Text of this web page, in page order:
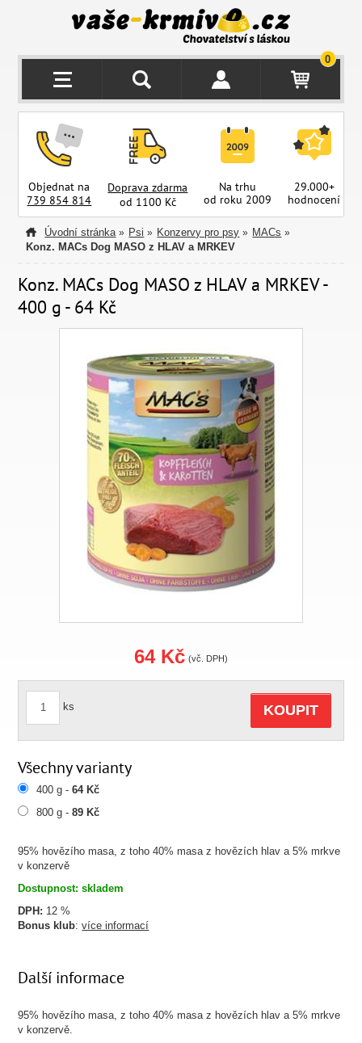
0
Objednat na
739 854 814
Doprava zdarma
od 1100 Kč
Na trhu
od roku 2009
29.000+
hodnocení
Úvodní stránka » Psi » Konzervy pro psy » MACs »
Konz. MACs Dog MASO z HLAV a MRKEV
Konz. MACs Dog MASO z HLAV a MRKEV -
400 g - 64 Kč
95% hovězího masa, z toho 40% masa z hovězích hlav a 5% mrkve
v konzervě
Dostupnost: skladem
DPH: 12 %
Bonus klub:více informací
64 Kč (vč. DPH)
ks KOUPIT
Všechny varianty
400 g -64 Kč
800 g -89 Kč
Další informace
95% hovězího masa, z toho 40% masa z hovězích hlav a 5% mrkve
v konzervě.